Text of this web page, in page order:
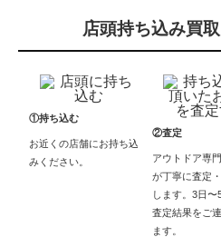
店頭持ち込み買
①持ち込む
お近くの店舗にお持ち込
みください。
②査定
アウトドア専
が丁寧に査定
します。3日〜
査定結果をご
ます。